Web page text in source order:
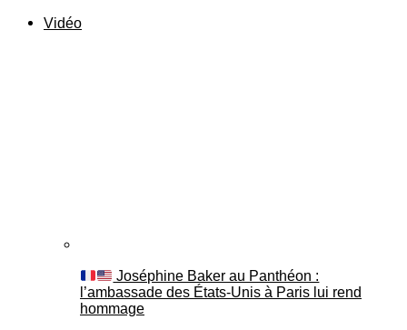
Vidéo
Joséphine Baker au Panthéon :
l’ambassade des États-Unis à Paris lui rend
hommage